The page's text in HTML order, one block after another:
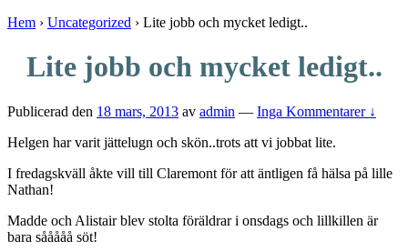
Hem › Uncategorized › Lite jobb och mycket ledigt..
Lite jobb och mycket ledigt..
Publicerad den 18 mars, 2013 av admin — Inga Kommentarer ↓
Helgen har varit jättelugn och skön..trots att vi jobbat lite.
I fredagskväll åkte vill till Claremont för att äntligen få hälsa på lille
Nathan!
Madde och Alistair blev stolta föräldrar i onsdags och lillkillen är
bara sååååå söt!